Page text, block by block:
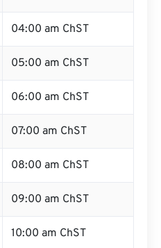
04:00 am ChST
05:00 am ChST
06:00 am ChST
07:00 am ChST
08:00 am ChST
09:00 am ChST
10:00 am ChST